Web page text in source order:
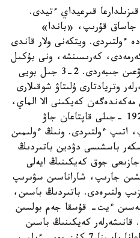
قىرعيداي ءتيدى.
جاساق قۇرىپ، «باندا»
ءولتىردى. ويتكەنى ولار قاندى
كەرىسىنشە، ونى بۇكىل
ەلگە جاۋ اتاندىرىپ، سوڭىنا قۋعىن جىبەردى. 2-3 جىل بويى
وتريادتارى ۇلىتاۋ شوقىلارى
كەيكىنى الا الماي،
ماسقارا بولىپ ورالدى. اقىرى 1922 -جىلى قاپتاعان جاۋ
اتىپ ءولتىردى. ونىڭ ءولىمىن
باسشىسى دۋدين باتىردىڭ
جوق كەيكىنىڭ ايەلى
جارىپ، شاراناسىن سۋىرىپ
ولتىرەدى. باتىردىڭ باسىن،
ءيت- قۇسقا جەم بولسىن
كەيكىنىڭ باسىن